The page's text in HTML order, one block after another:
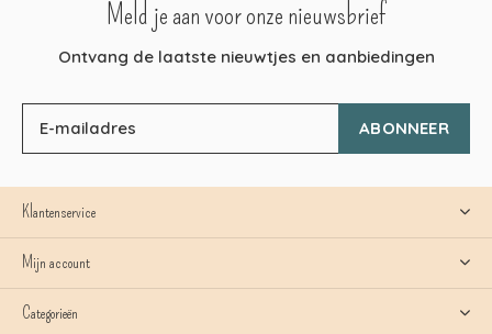
Meld je aan voor onze nieuwsbrief
Ontvang de laatste nieuwtjes en aanbiedingen
ABONNEER
Klantenservice
Mijn account
Categorieën